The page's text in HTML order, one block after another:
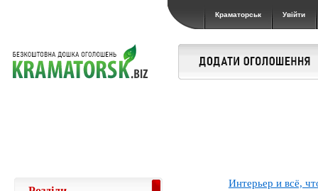
Краматорськ Увійти
Интерьер и всё,